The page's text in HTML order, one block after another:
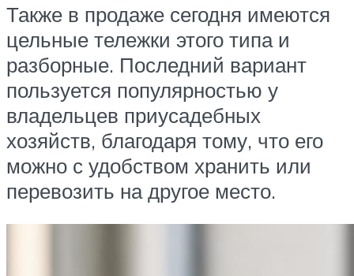
Также в продаже сегодня имеются
цельные тележки этого типа и
разборные. Последний вариант
пользуется популярностью у
владельцев приусадебных
хозяйств, благодаря тому, что его
можно с удобством хранить или
перевозить на другое место.